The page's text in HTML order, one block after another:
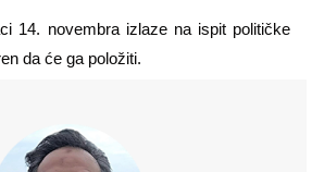
14. novembra izlaze na ispit političke
da će ga položiti.